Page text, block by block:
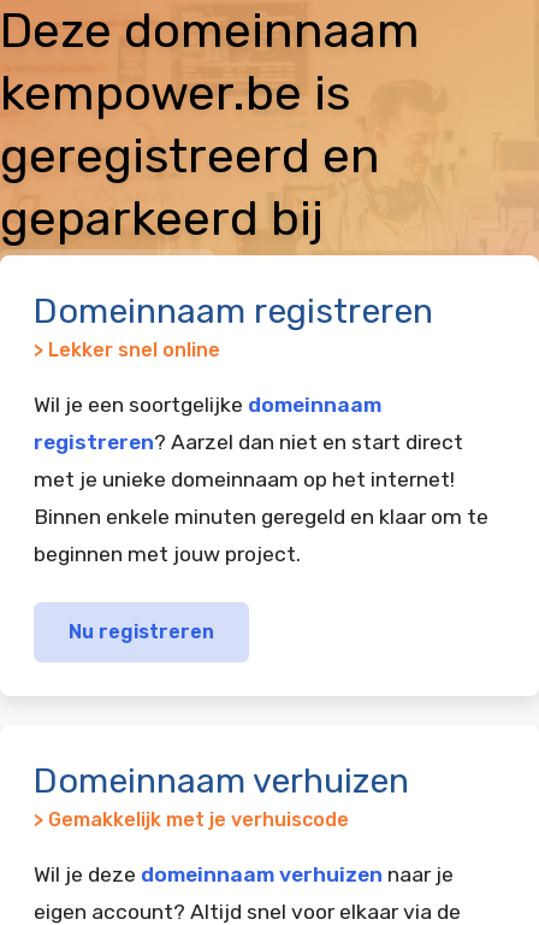
Deze domeinnaam
kempower.be is
geregistreerd en
geparkeerd bij
Domeinnaam registreren
> Lekker snel online
Wil je een soortgelijke domeinnaam
registreren? Aarzel dan niet en start direct
met je unieke domeinnaam op het internet!
Binnen enkele minuten geregeld en klaar om te
beginnen met jouw project.
Nu registreren
Domeinnaam verhuizen
> Gemakkelijk met je verhuiscode
Wil je deze domeinnaam verhuizen naar je
eigen account? Altijd snel voor elkaar via de